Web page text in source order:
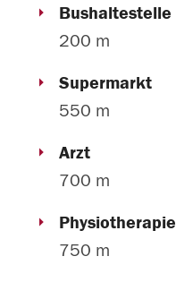
Bushaltestelle
200 m
Supermarkt
550 m
Arzt
700 m
Physiotherapie
750 m